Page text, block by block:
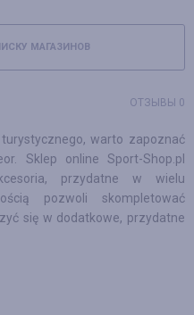
МАГАЗИНОВ
ОТЗЫВЫ 0
warto zapoznać
Sklep online Sport-Shop.pl
przydatne w wielu
pozwoli skompletować
się w dodatkowe, przydatne